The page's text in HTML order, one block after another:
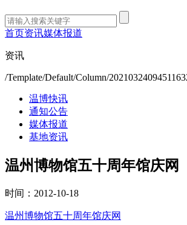
首页资讯媒体报道
资讯
/Template/Default/Column/
温博快讯
通知公告
媒体报道
基地资讯
温州博物馆五十周年馆庆网
时间：2012-10-18
温州博物馆五十周年馆庆网